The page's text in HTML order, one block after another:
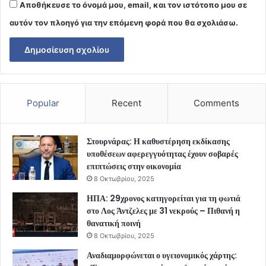
Αποθήκευσε το όνομά μου, email, και τον ιστότοπο μου σε
αυτόν τον πλοηγό για την επόμενη φορά που θα σχολιάσω.
Popular Recent Comments
Στουρνάρας: Η καθυστέρηση εκδίκασης
υποθέσεων αφερεγγυότητας έχουν σοβαρές
επιπτώσεις στην οικονομία
8 Οκτωβρίου, 2025
ΗΠΑ: 29χρονος κατηγορείται για τη φωτιά
στο Λος Άντζελες με 31 νεκρούς – Πιθανή η
θανατική ποινή
8 Οκτωβρίου, 2025
Αναδιαμορφώνεται ο υγειονομικός χάρτης: